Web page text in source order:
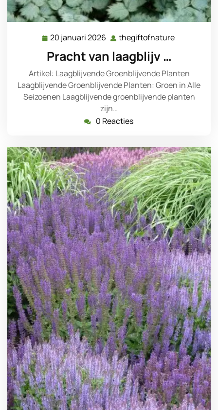
20 januari 2026 20
januari
2026
thegiftofnature
Pracht van laagblijv …
Artikel: Laagblijvende Groenblijvende Planten
Laagblijvende Groenblijvende Planten: Groen in Alle
Seizoenen Laagblijvende groenblijvende planten
zijn…
0 Reacties